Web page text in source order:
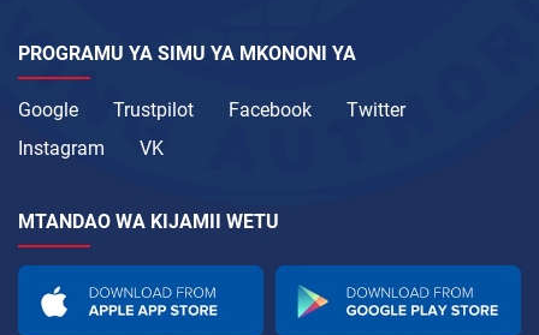
PROGRAMU YA SIMU YA MKONONI YA
Google Trustpilot Facebook
Twitter
Instagram
VK
MTANDAO WA KIJAMII WETU